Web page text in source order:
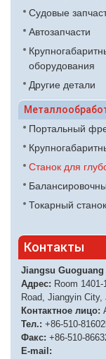
Судовые
Автозапчасти
оборудования
Другие детали
Портальный
Станок для
Токарный
Контакты
Jiangsu Guoguang
Адрес: Room
Road, Jiangyin
Контактное лицо:
Тел.: +86-510-
Факс: +86-510-
E-mail: